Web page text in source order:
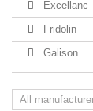
Excellanc
Fridolin
Galison